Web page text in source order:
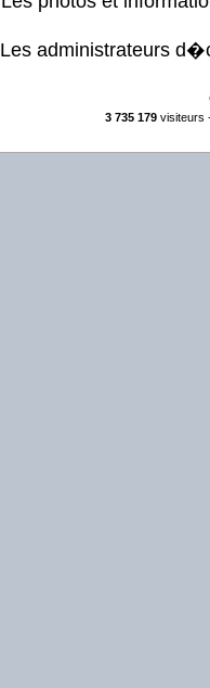
Les administrateurs
3 735 179visiteurs